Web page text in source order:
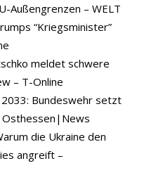
Außengrenzen – WELT
“Kriegsminister”
meldet schwere
– T-Online
Bundeswehr setzt
Osthessen|News
die Ukraine den
angreift –